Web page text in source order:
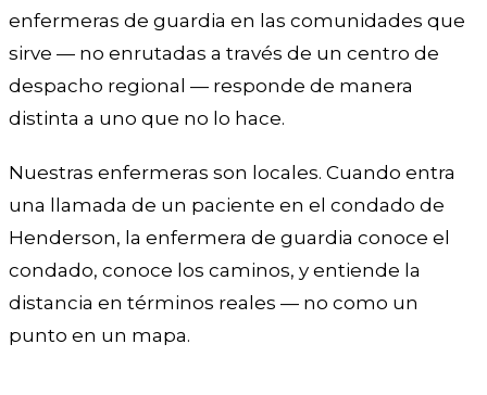
enfermeras de guardia en las comunidades que
sirve — no enrutadas a través de un centro de
despacho regional — responde de manera
distinta a uno que no lo hace.
Nuestras enfermeras son locales. Cuando entra
una llamada de un paciente en el condado de
Henderson, la enfermera de guardia conoce el
condado, conoce los caminos, y entiende la
distancia en términos reales — no como un
punto en un mapa.